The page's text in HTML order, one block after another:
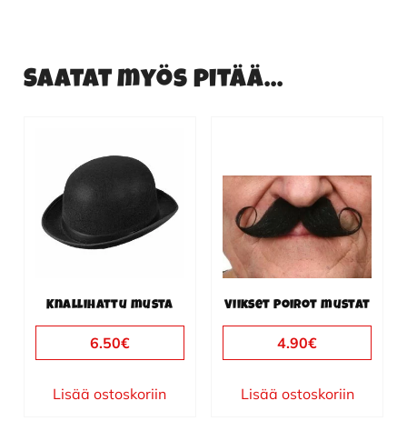
Saatat myös pitää...
Knallihattu musta
6.50€
Lisää ostoskoriin
Viikset Poirot mustat
4.90€
Lisää ostoskoriin